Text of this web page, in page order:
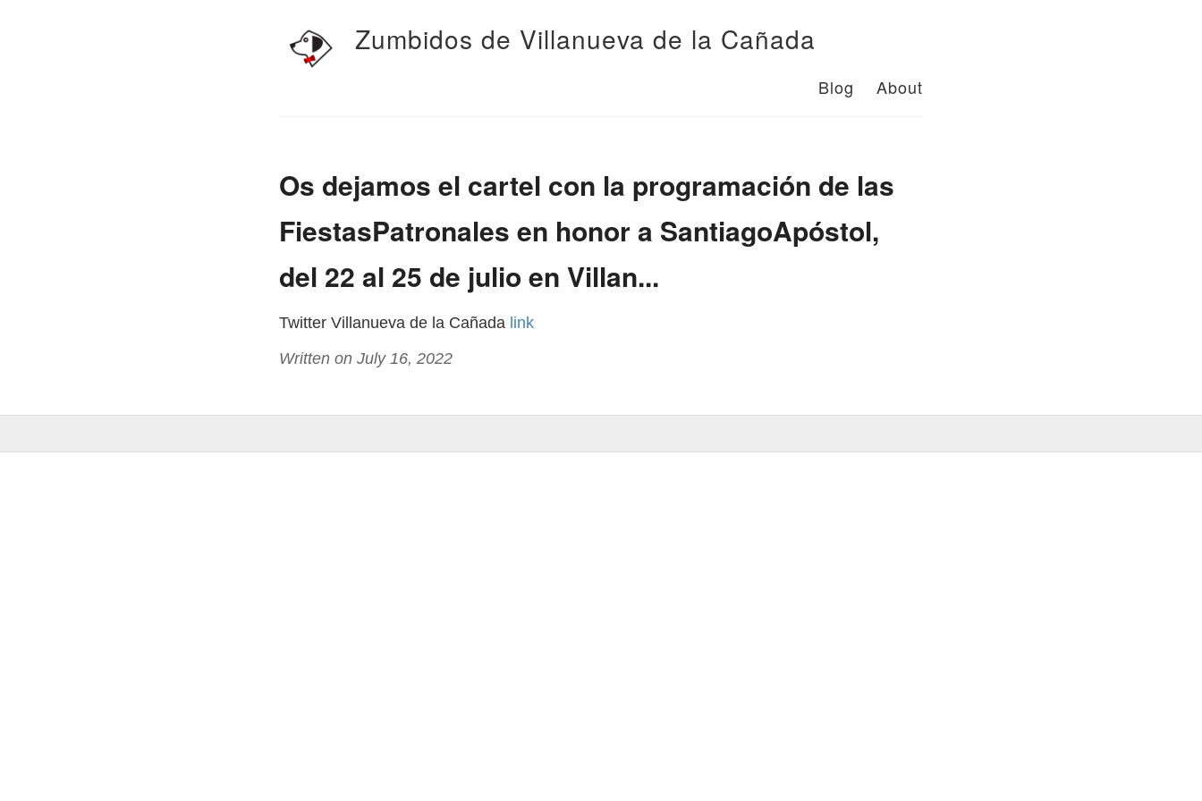
Zumbidos de Villanueva de la Cañada
Blog About
Os dejamos el cartel con la programación de las
FiestasPatronales en honor a SantiagoApóstol,
del 22 al 25 de julio en Villan...
Twitter Villanueva de la Cañada link
Written on July 16, 2022